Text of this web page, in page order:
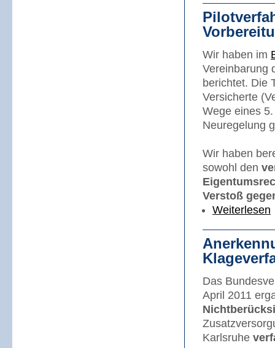
Wir haben im
Vereinbarung
berichtet. Die
Versicherte
Wege eines
Neuregelung
Wir haben
sowohl den
Verstoß
Weiterlesen
Das
April 2011
Karlsruhe